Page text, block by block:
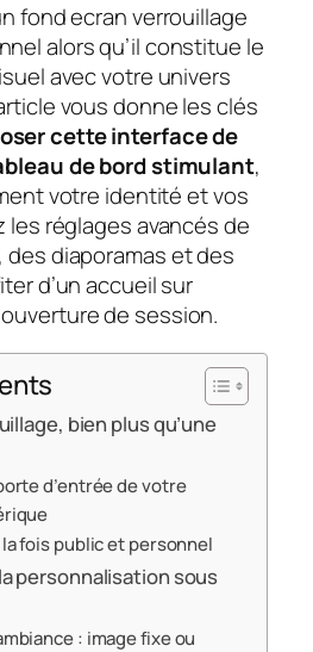
fond ecran verrouillage
alors qu’il constitue le
avec votre univers
vous donne les clés
cette interface de
de bord stimulant,
votre identité et vos
les réglages avancés de
des diaporamas et des
d’un accueil sur
de session.
bien plus qu’une
d’entrée de votre
la fois public et personnel
personnalisation sous
: image fixe ou